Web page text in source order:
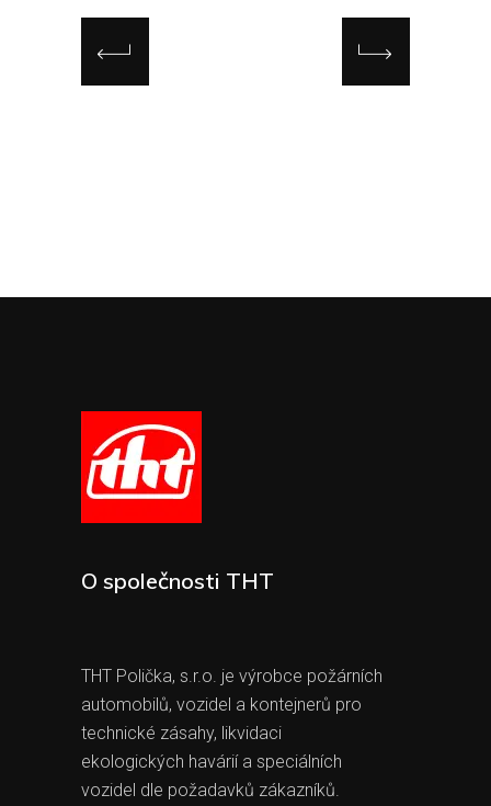
O společnosti THT
THT Polička, s.r.o. je výrobce požárních
automobilů, vozidel a kontejnerů pro
technické zásahy, likvidaci
ekologických havárií a speciálních
vozidel dle požadavků zákazníků.